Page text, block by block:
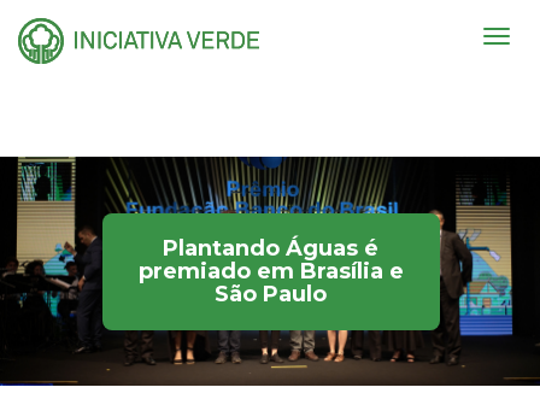
Plantando Águas é
premiado em Brasília e
São Paulo